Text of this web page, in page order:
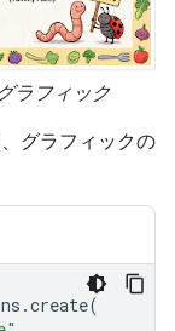
ラフィック
グラフィックの
.create(